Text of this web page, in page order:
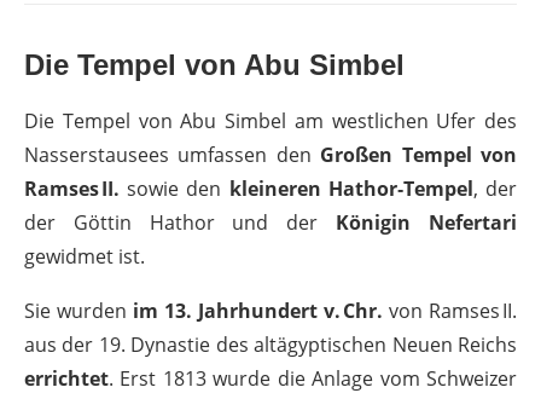
Die Tempel von Abu Simbel
Die Tempel von Abu Simbel am westlichen Ufer des
Nasserstausees umfassen den Großen Tempel von
Ramses II. sowie den kleineren Hathor‑Tempel, der
der Göttin Hathor und der Königin Nefertari
gewidmet ist.
Sie wurden im 13. Jahrhundert v. Chr. von Ramses II.
aus der 19. Dynastie des altägyptischen Neuen Reichs
errichtet. Erst 1813 wurde die Anlage vom Schweizer